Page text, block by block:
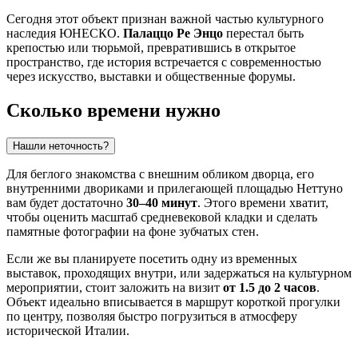
Сегодня этот объект признан важной частью культурного
наследия ЮНЕСКО. Палаццо Ре Энцо перестал быть
крепостью или тюрьмой, превратившись в открытое
пространство, где история встречается с современностью
через искусство, выставки и общественные форумы.
Сколько времени нужно
Нашли неточность?
Для беглого знакомства с внешним обликом дворца, его
внутренними двориками и прилегающей площадью Неттуно
вам будет достаточно 30–40 минут. Этого времени хватит,
чтобы оценить масштаб средневековой кладки и сделать
памятные фотографии на фоне зубчатых стен.
Если же вы планируете посетить одну из временных
выставок, проходящих внутри, или задержаться на культурном
мероприятии, стоит заложить на визит от 1.5 до 2 часов.
Объект идеально вписывается в маршрут короткой прогулки
по центру, позволяя быстро погрузиться в атмосферу
исторической Италии.